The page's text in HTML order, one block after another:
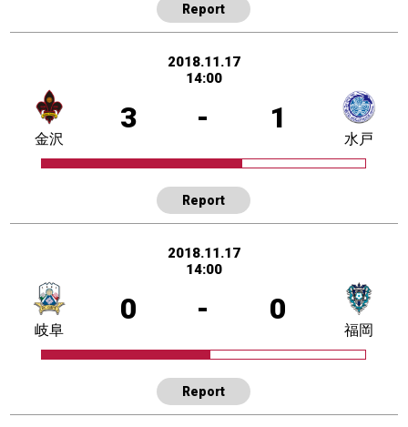
Report
2018.11.17
14:00
3 - 1
金沢 水戸
Report
2018.11.17
14:00
0 - 0
岐阜 福岡
Report